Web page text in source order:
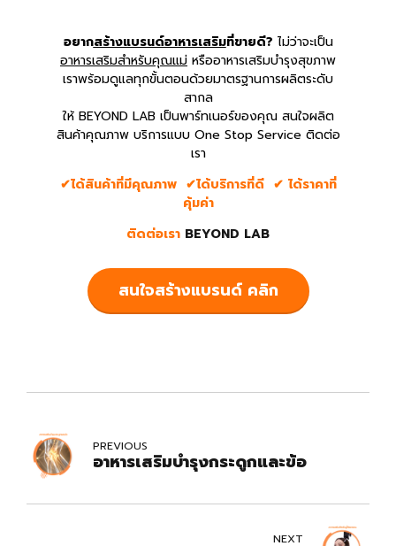
อยากสร้างแบรนด์อาหารเสริมที่ขายดี? ไม่ว่าจะเป็น
อาหารเสริมสำหรับคุณแม่ หรืออาหารเสริมบำรุงสุขภาพ
เราพร้อมดูแลทุกขั้นตอนด้วยมาตรฐานการผลิตระดับ
สากล
ให้ BEYOND LAB เป็นพาร์ทเนอร์ของคุณ สนใจผลิต
สินค้าคุณภาพ บริการแบบ One Stop Service ติดต่อ
เรา
✔ได้สินค้าที่มีคุณภาพ ✔ได้บริการที่ดี ✔ ได้ราคาที่
คุ้มค่า
ติดต่อเรา BEYOND LAB
สนใจสร้างแบรนด์ คลิก
PREVIOUS
อาหารเสริมบำรุงกระดูกและข้อ
NEXT